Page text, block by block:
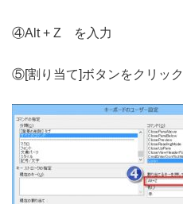
④Alt + Z を入力
⑤[割り当て]ボタンをクリック